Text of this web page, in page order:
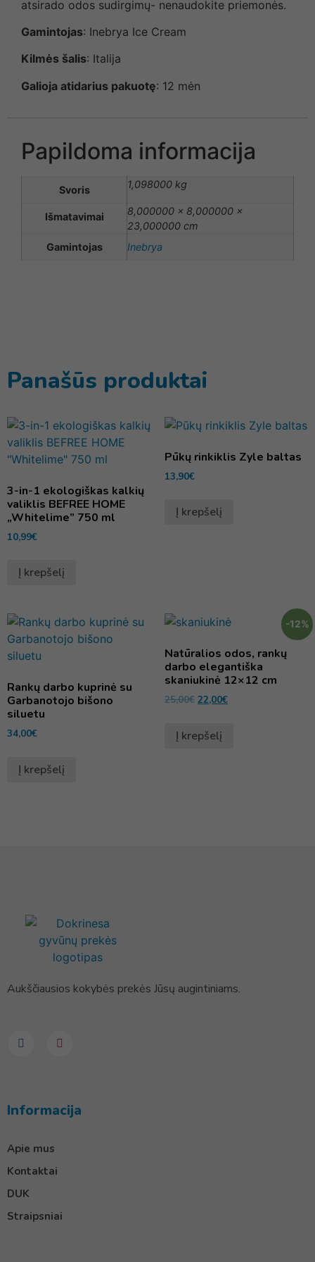
atsirado odos sudirgimų- nenaudokite priemonės.
Gamintojas: Inebrya Ice Cream
Kilmės šalis: Italija
Galioja atidarius pakuotę: 12 mėn
Papildoma informacija
Svoris 1,098000 kg
Išmatavimai
8,000000 × 8,000000 ×
23,000000 cm
Gamintojas
Inebrya
Panašūs produktai
3-in-1 ekologiškas kalkių
valiklis BEFREE HOME
„Whitelime” 750 ml
10,99€
Į krepšelį
Pūkų rinkiklis Zyle baltas
13,90€
Į krepšelį
Rankų darbo kuprinė su
Garbanotojo bišono
siluetu
34,00€
Į krepšelį
-12%
Natūralios odos, rankų
darbo elegantiška
skaniukinė 12×12 cm
25,00€ 22,00€
Į krepšelį
Aukščiausios kokybės prekės Jūsų augintiniams.
Informacija
Apie mus
Kontaktai
DUK
Straipsniai